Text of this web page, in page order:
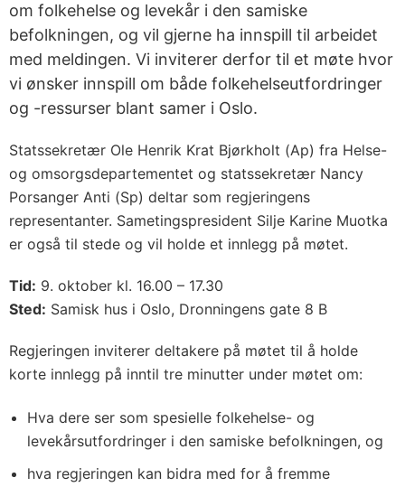
om folkehelse og levekår i den samiske
befolkningen, og vil gjerne ha innspill til arbeidet
med meldingen. Vi inviterer derfor til et møte hvor
vi ønsker innspill om både folkehelseutfordringer
og -ressurser blant samer i Oslo.
Statssekretær Ole Henrik Krat Bjørkholt (Ap) fra Helse-
og omsorgsdepartementet og statssekretær Nancy
Porsanger Anti (Sp) deltar som regjeringens
representanter. Sametingspresident Silje Karine Muotka
er også til stede og vil holde et innlegg på møtet.
Tid: 9. oktober kl. 16.00 – 17.30
Sted: Samisk hus i Oslo, Dronningens gate 8 B
Regjeringen inviterer deltakere på møtet til å holde
korte innlegg på inntil tre minutter under møtet om:
Hva dere ser som spesielle folkehelse- og
levekårsutfordringer i den samiske befolkningen, og
hva regjeringen kan bidra med for å fremme